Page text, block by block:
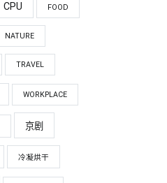
CPU FOOD
NATURE
TRAVEL
WORKPLACE
京剧
冷凝烘干